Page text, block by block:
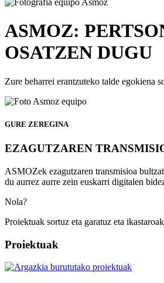
ASMOZ:
OSATZEN DUGU
Zure beharrei erantzuteko talde egokiena
GURE ZEREGINA
EZAGUTZAREN
ASMOZek ezagutzaren transmisioa
du aurrez aurre zein euskarri digitalen
Nola?
Proiektuak sortuz eta garatuz eta
Proiektuak